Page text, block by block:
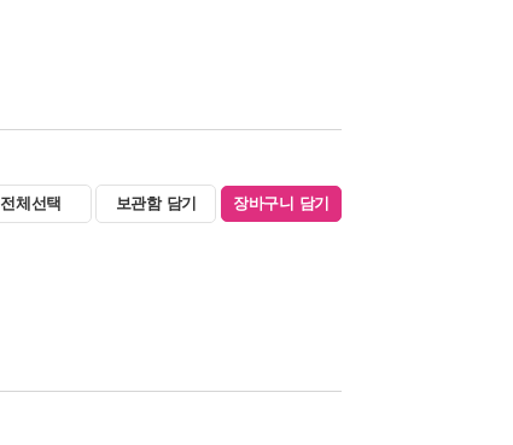
전체선택 보관함 담기 장바구니 담기